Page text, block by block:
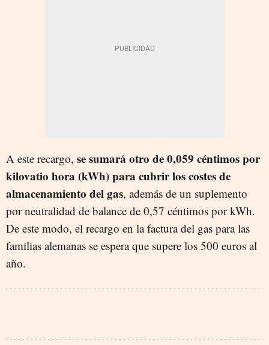
A este recargo, se sumará otro de 0,059 céntimos por
kilovatio hora (kWh) para cubrir los costes de
almacenamiento del gas, además de un suplemento
por neutralidad de balance de 0,57 céntimos por kWh.
De este modo, el recargo en la factura del gas para las
familias alemanas se espera que supere los 500 euros al
año.